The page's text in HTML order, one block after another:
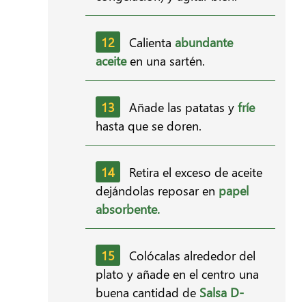
Calienta abundante
aceiteen una sartén.
Añade las patatas y fríe
hasta que se doren.
Retira el exceso de aceite
dejándolas reposar en papel
absorbente.
Colócalas alrededor del
plato y añade en el centro una
buena cantidad de Salsa D-